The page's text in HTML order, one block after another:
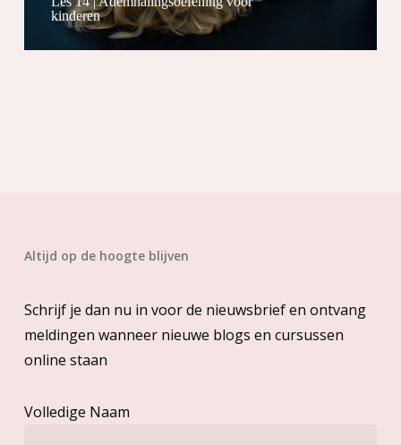
kinderen
Altijd op de hoogte blijven
Schrijf je dan nu in voor de nieuwsbrief en ontvang
meldingen wanneer nieuwe blogs en cursussen
online staan
Volledige Naam